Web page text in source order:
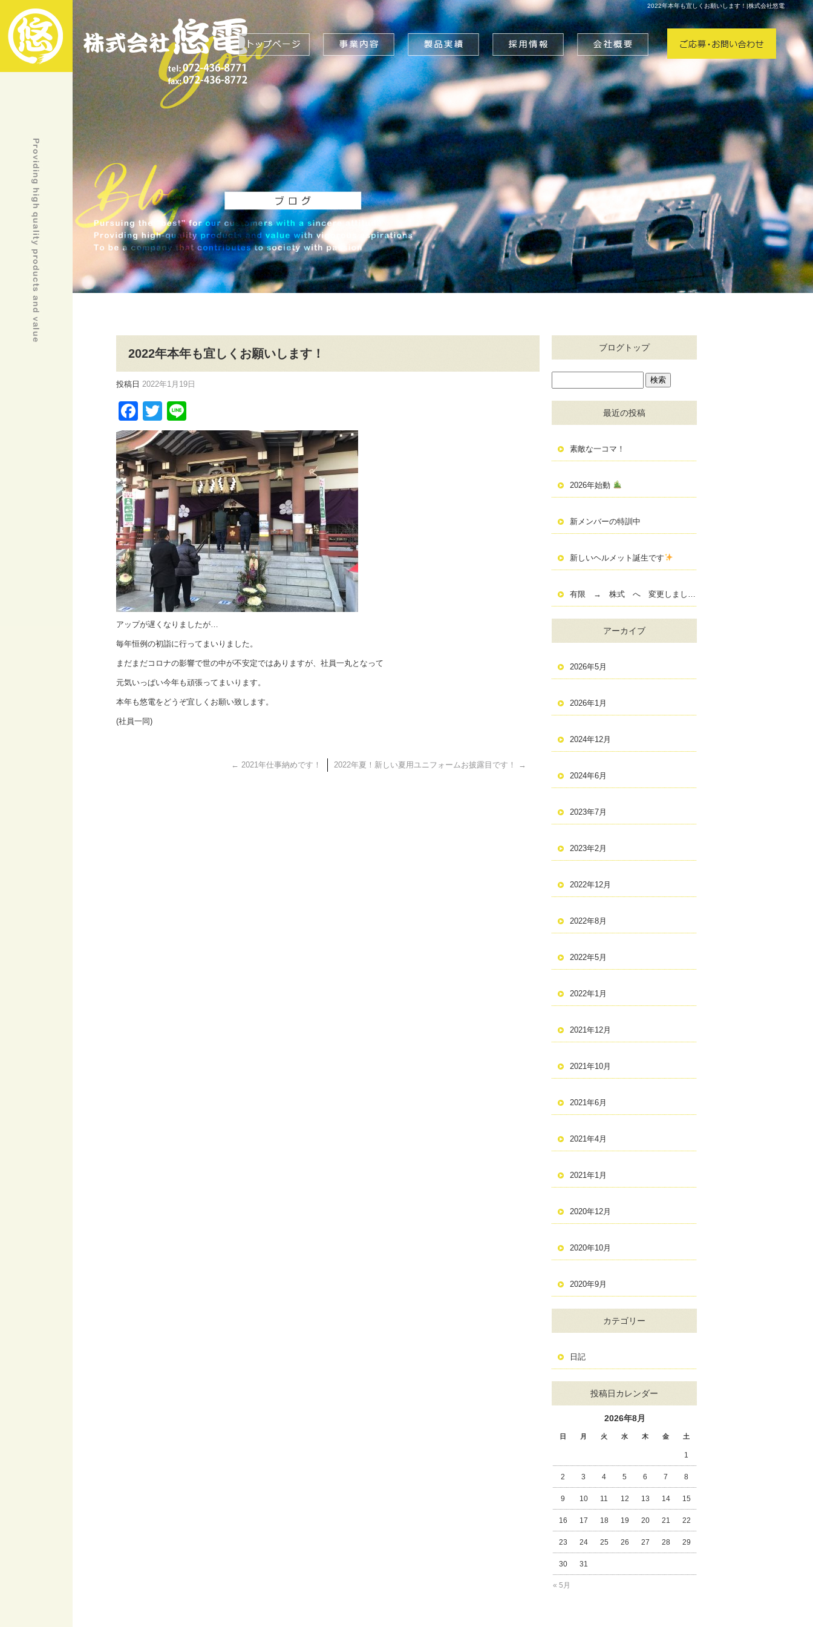
2022年本年も宜しくお願いします！|株式会社悠電
2022年本年も宜しくお願いします！
投稿日 2022年1月19日
Facebook
Twitter
アップが遅くなりましたが…
毎年恒例の初詣に行ってまいりました。
まだまだコロナの影響で世の中が不安定ではありますが、社員一丸となって
元気いっぱい今年も頑張ってまいります。
本年も悠電をどうぞ宜しくお願い致します。
(社員一同)
← 2021年仕事納めです！ 2022年夏！新しい夏用ユニフォームお披露目です！ →
ブログトップ
最近の投稿
素敵な一コマ！
2026年始動
新メンバーの特訓中
新しいヘルメット誕生です
有限 → 株式 へ 変更しました！
アーカイブ
2026年5月
2026年1月
2024年12月
2024年6月
2023年7月
2023年2月
2022年12月
2022年8月
2022年5月
2022年1月
2021年12月
2021年10月
2021年6月
2021年4月
2021年1月
2020年12月
2020年10月
2020年9月
カテゴリー
日記
投稿日カレンダー
2026年8月
日 月 火 水 木 金 土
« 5月
1
2 3 4 5 6 7 8
9 10 11 12 13 14 15
16 17 18 19 20 21 22
23 24 25 26 27 28 29
30 31